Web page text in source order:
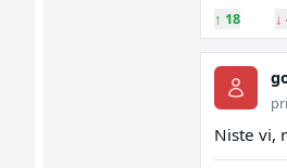
↑ 18 ↓
Niste vi,